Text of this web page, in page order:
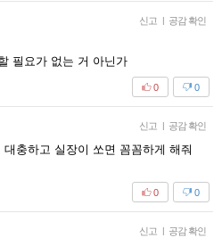
신고 | 공감 확인
필요가 없는 거 아닌가
0
0
신고 | 공감 확인
충하고 실장이 쏘면 꼼꼼하게 해줘
0
0
신고 | 공감 확인